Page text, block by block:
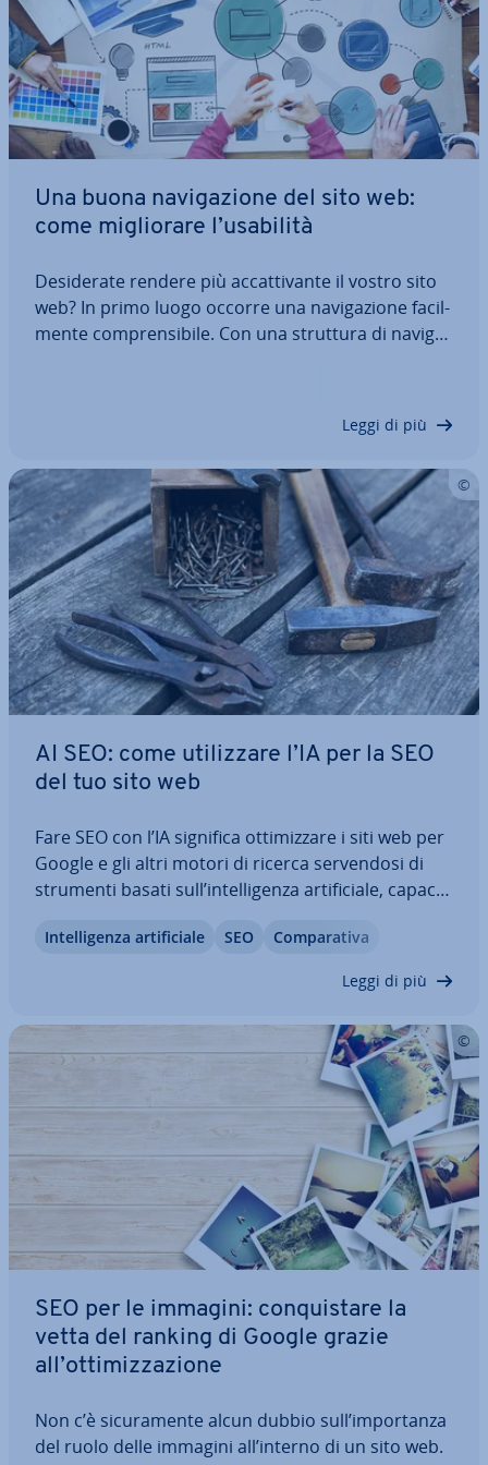
Una buona na­vi­ga­zio­ne del sito web:
come mi­glio­ra­re l’usabilità
De­si­de­ra­te rendere più ac­cat­ti­van­te il vostro sito
web? In primo luogo occorre una na­vi­ga­zio­ne fa­cil­
men­te com­pren­si­bi­le. Con una struttura di na­vi­ga­
Leggi di più
AI SEO: come uti­liz­za­re l’IA per la SEO
del tuo sito web
Fare SEO con l’IA significa ot­ti­miz­za­re i siti web per
Google e gli altri motori di ricerca ser­ven­do­si di
strumenti basati sull’in­tel­li­gen­za ar­ti­fi­cia­le, capaci
no­lo­gia. In questo articolo trattiamo gli ambiti in
In­tel­li­gen­za ar­ti­fi­cia­le SEO Com­pa­ra­ti­va
Leggi di più
SEO per le immagini: con­qui­sta­re la
vetta del ranking di Google grazie
all’ot­ti­miz­za­zio­ne
Non c’è si­cu­ra­men­te alcun dubbio sull’im­por­tan­za
del ruolo delle immagini all’interno di un sito web.